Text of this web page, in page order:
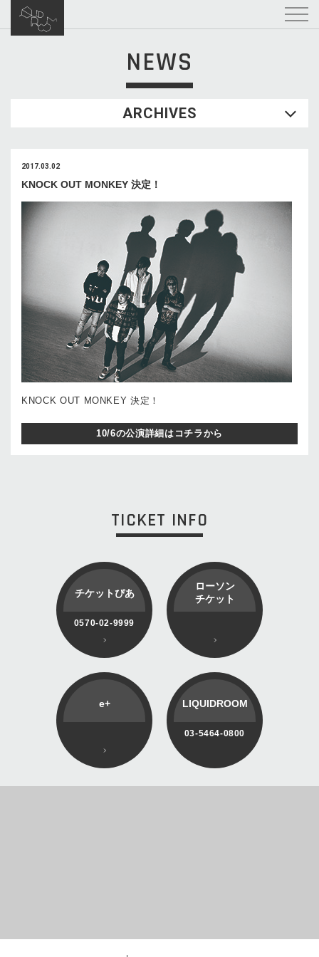
NEWS
ARCHIVES
2017.03.02
KNOCK OUT MONKEY 決定！
KNOCK OUT MONKEY 決定！
10/6の公演詳細はコチラから
TICKET INFO
チケットぴあ
0570-02-9999
ローソン
チケット
e+ LIQUIDROOM
03-5464-0800